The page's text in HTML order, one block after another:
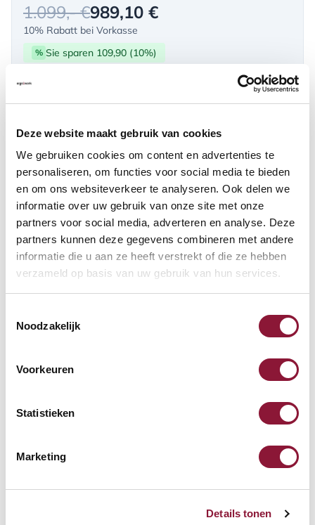
Deze website maakt gebruik van cookies
We gebruiken cookies om content en advertenties te
personaliseren, om functies voor social media te bieden
en om ons websiteverkeer te analyseren. Ook delen we
informatie over uw gebruik van onze site met onze
partners voor social media, adverteren en analyse. Deze
partners kunnen deze gegevens combineren met andere
informatie die u aan ze heeft verstrekt of die ze hebben
verzameld op basis van uw gebruik van hun services.
Noodzakelijk
Voorkeuren
Statistieken
Marketing
Details tonen
1.099,- €989,10 €
10% Rabatt bei Vorkasse
% Sie sparen 109,90 (10%)
Verfügbar
Lieferzeit: 3-6 Wochen
Anzahl:
In den Warenkorb
Auf der Suche nach Stückzahlen? Machen Sie Ihren Arbeitsplatz
komplett und fordern Sie direkt ein individuelles Angebot an.
Zur Vergleichsliste hinzufügen
Tiefstpreisgarantie
10 Jahre Garantie